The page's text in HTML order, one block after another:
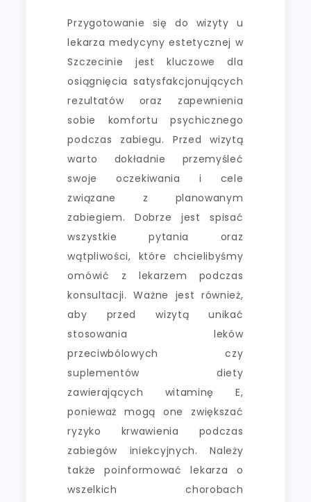
Przygotowanie się do wizyty u
lekarza medycyny estetycznej w
Szczecinie jest kluczowe dla
osiągnięcia satysfakcjonujących
rezultatów oraz zapewnienia
sobie komfortu psychicznego
podczas zabiegu. Przed wizytą
warto dokładnie przemyśleć
swoje oczekiwania i cele
związane z planowanym
zabiegiem. Dobrze jest spisać
wszystkie pytania oraz
wątpliwości, które chcielibyśmy
omówić z lekarzem podczas
konsultacji. Ważne jest również,
aby przed wizytą unikać
stosowania leków
przeciwbólowych czy
suplementów diety
zawierających witaminę E,
ponieważ mogą one zwiększać
ryzyko krwawienia podczas
zabiegów iniekcyjnych. Należy
także poinformować lekarza o
wszelkich chorobach